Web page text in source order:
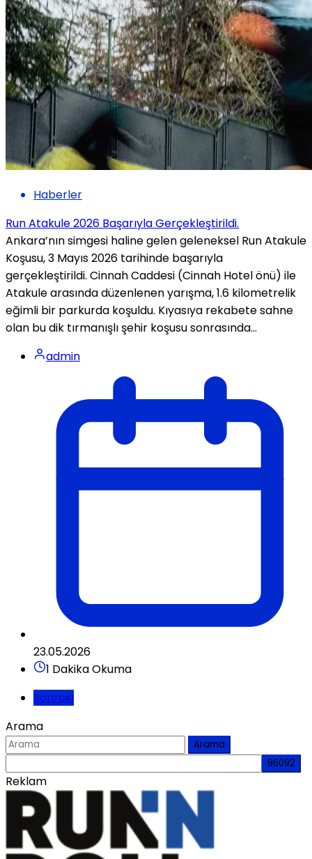
Haberler
Run Atakule 2026 Başarıyla Gerçekleştirildi.
Ankara’nın simgesi haline gelen geleneksel Run Atakule
Koşusu, 3 Mayıs 2026 tarihinde başarıyla
gerçekleştirildi. Cinnah Caddesi (Cinnah Hotel önü) ile
Atakule arasında düzenlenen yarışma, 1.6 kilometrelik
eğimli bir parkurda koşuldu. Kıyasıya rekabete sahne
olan bu dik tırmanışlı şehir koşusu sonrasında...
admin
23.05.2026
1 Dakika Okuma
Sonraki
Arama
Arama
Reklam